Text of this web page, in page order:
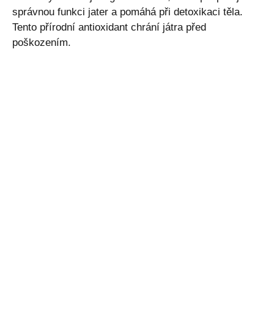
správnou funkci jater a pomáhá při detoxikaci těla.
Tento přírodní antioxidant chrání játra před
poškozením.